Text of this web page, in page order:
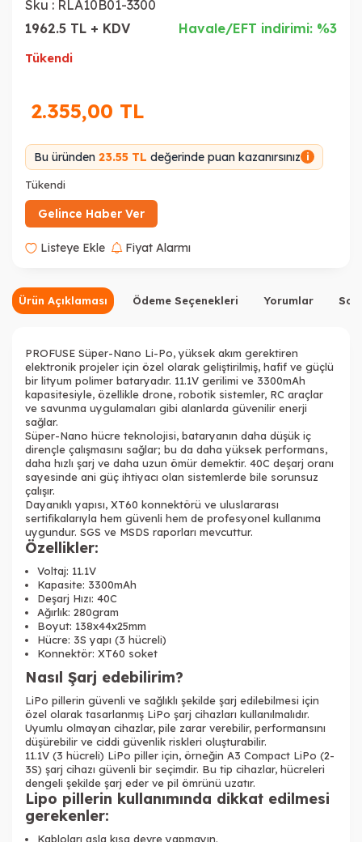
Sku : RLA10B01-3300
1962.5 TL + KDV
Havale/EFT indirimi: %3
Tükendi
2.355,00 TL
Bu üründen 23.55 TL değerinde puan kazanırsınız i
Tükendi
Gelince Haber Ver
Listeye Ekle Fiyat Alarmı
Ürün Açıklaması Ödeme Seçenekleri Yorumlar
PROFUSE Süper-Nano Li-Po, yüksek akım gerektiren
elektronik projeler için özel olarak geliştirilmiş, hafif ve güçlü
bir lityum polimer bataryadır. 11.1V gerilimi ve 3300mAh
kapasitesiyle, özellikle drone, robotik sistemler, RC araçlar
ve savunma uygulamaları gibi alanlarda güvenilir enerji
sağlar.
Süper-Nano hücre teknolojisi, bataryanın daha düşük iç
dirençle çalışmasını sağlar; bu da daha yüksek performans,
daha hızlı şarj ve daha uzun ömür demektir. 40C deşarj oranı
sayesinde ani güç ihtiyacı olan sistemlerde bile sorunsuz
çalışır.
Dayanıklı yapısı, XT60 konnektörü ve uluslararası
sertifikalarıyla hem güvenli hem de profesyonel kullanıma
uygundur. SGS ve MSDS raporları mevcuttur.
Özellikler:
Voltaj: 11.1V
Kapasite: 3300mAh
Deşarj Hızı: 40C
Ağırlık: 280gram
Boyut: 138x44x25mm
Hücre: 3S yapı (3 hücreli)
Konnektör: XT60 soket
Nasıl Şarj edebilirim?
LiPo pillerin güvenli ve sağlıklı şekilde şarj edilebilmesi için
özel olarak tasarlanmış LiPo şarj cihazları kullanılmalıdır.
Uyumlu olmayan cihazlar, pile zarar verebilir, performansını
düşürebilir ve ciddi güvenlik riskleri oluşturabilir.
11.1V (3 hücreli) LiPo piller için, örneğin A3 Compact LiPo (2-
3S) şarj cihazı güvenli bir seçimdir. Bu tip cihazlar, hücreleri
dengeli şekilde şarj eder ve pil ömrünü uzatır.
Lipo pillerin kullanımında dikkat edilmesi
gerekenler:
Kabloları asla kısa devre yapmayın.